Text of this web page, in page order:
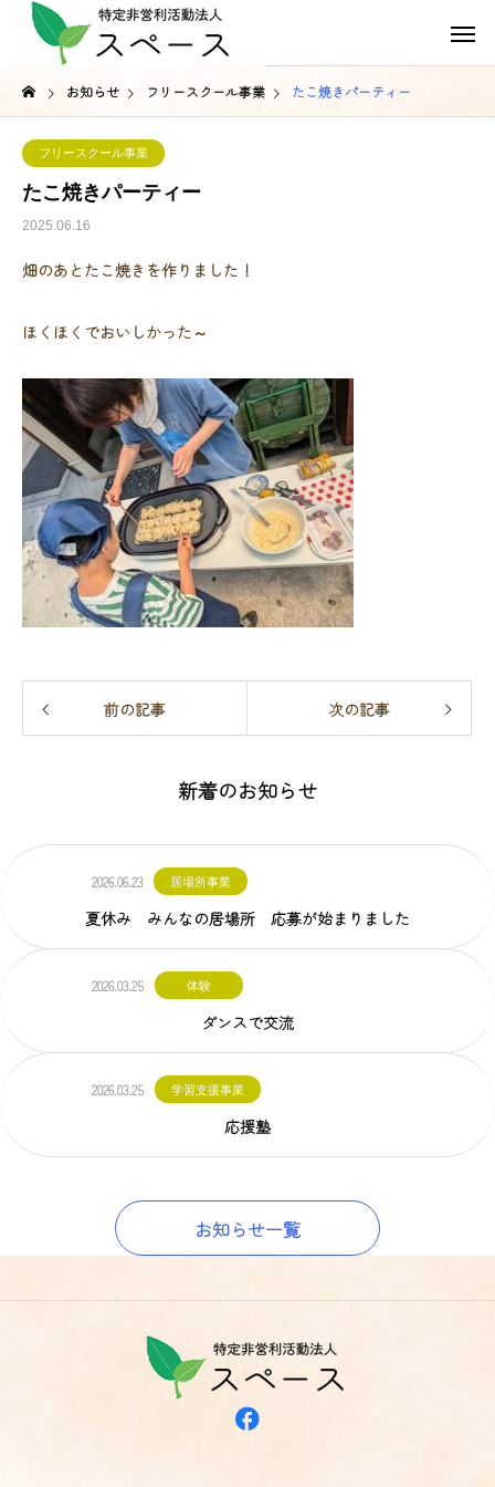
お知らせ フリースクール事業 たこ焼きパーティー
フリースクール事業
たこ焼きパーティー
2025.06.16
畑のあとたこ焼きを作りました！
ほくほくでおいしかった～
前の記事 次の記事
新着のお知らせ
2026.06.23 居場所事業
夏休み みんなの居場所 応募が始まりました
2026.03.25 体験
ダンスで交流
2026.03.25 学習支援事業
応援塾
お知らせ一覧